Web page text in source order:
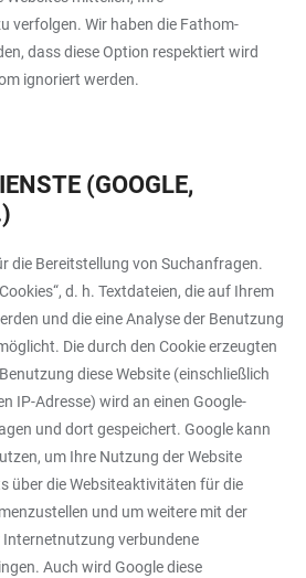
verfolgen. Wir haben die Fathom-
dass diese Option respektiert wird
ignoriert werden.
(GOOGLE,
die Bereitstellung von Suchanfragen.
d. h. Textdateien, die auf Ihrem
und die eine Analyse der Benutzung
Die durch den Cookie erzeugten
diese Website (einschließlich
IP-Adresse) wird an einen Google-
und dort gespeichert. Google kann
um Ihre Nutzung der Website
über die Websiteaktivitäten für die
und um weitere mit der
verbundene
Auch wird Google diese